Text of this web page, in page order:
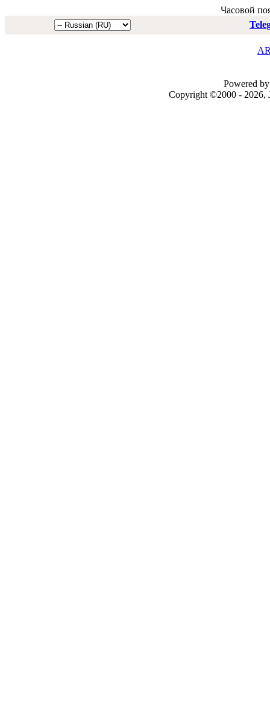
Часовой
Powered
Copyright ©2000 - 2026,